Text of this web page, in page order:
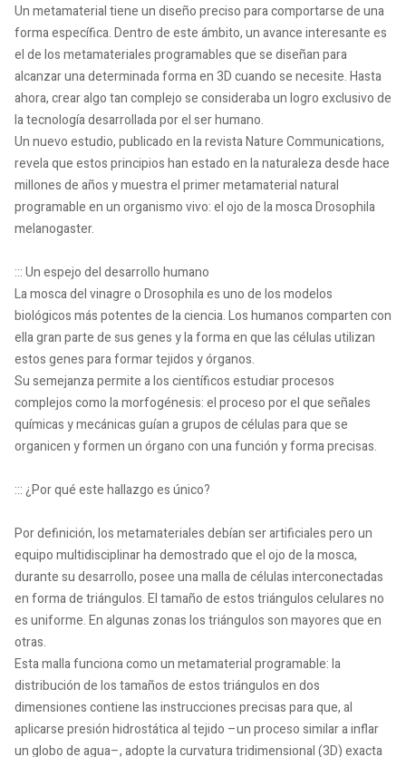
Un metamaterial tiene un diseño preciso para comportarse de una
forma específica. Dentro de este ámbito, un avance interesante es
el de los metamateriales programables que se diseñan para
alcanzar una determinada forma en 3D cuando se necesite. Hasta
ahora, crear algo tan complejo se consideraba un logro exclusivo de
la tecnología desarrollada por el ser humano.
Un nuevo estudio, publicado en la revista Nature Communications,
revela que estos principios han estado en la naturaleza desde hace
millones de años y muestra el primer metamaterial natural
programable en un organismo vivo: el ojo de la mosca Drosophila
melanogaster.
::: Un espejo del desarrollo humano
La mosca del vinagre o Drosophila es uno de los modelos
biológicos más potentes de la ciencia. Los humanos comparten con
ella gran parte de sus genes y la forma en que las células utilizan
estos genes para formar tejidos y órganos.
Su semejanza permite a los científicos estudiar procesos
complejos como la morfogénesis: el proceso por el que señales
químicas y mecánicas guían a grupos de células para que se
organicen y formen un órgano con una función y forma precisas.
::: ¿Por qué este hallazgo es único?
Por definición, los metamateriales debían ser artificiales pero un
equipo multidisciplinar ha demostrado que el ojo de la mosca,
durante su desarrollo, posee una malla de células interconectadas
en forma de triángulos. El tamaño de estos triángulos celulares no
es uniforme. En algunas zonas los triángulos son mayores que en
otras.
Esta malla funciona como un metamaterial programable: la
distribución de los tamaños de estos triángulos en dos
dimensiones contiene las instrucciones precisas para que, al
aplicarse presión hidrostática al tejido –un proceso similar a inflar
un globo de agua–, adopte la curvatura tridimensional (3D) exacta